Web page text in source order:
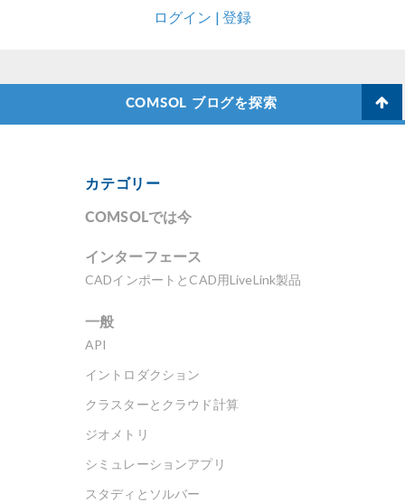
ログイン | 登録
COMSOL ブログを探索
カテゴリー
COMSOLでは今
インターフェース
CADインポートとCAD用LiveLink製品
一般
API
イントロダクション
クラスターとクラウド計算
ジオメトリ
シミュレーションアプリ
スタディとソルバー